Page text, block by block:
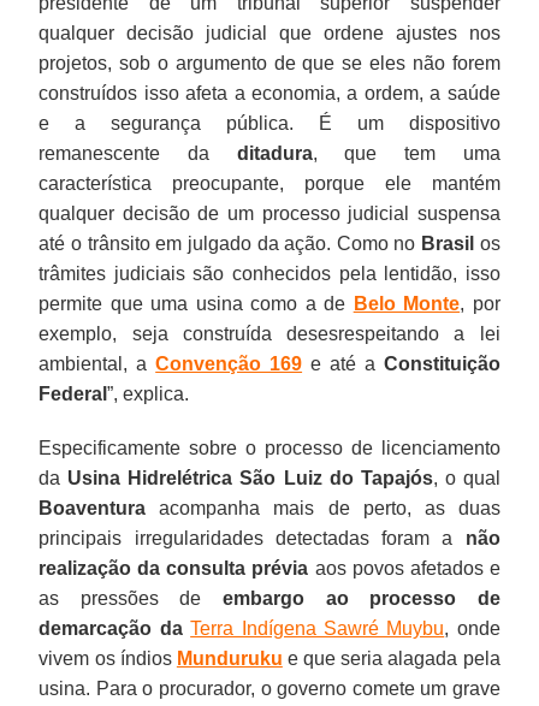
qualquer decisão judicial que ordene ajustes nos
projetos, sob o argumento de que se eles não forem
construídos isso afeta a economia, a ordem, a saúde
e a segurança pública. É um dispositivo
remanescente da ditadura, que tem uma
característica preocupante, porque ele mantém
qualquer decisão de um processo judicial suspensa
até o trânsito em julgado da ação. Como no Brasil os
trâmites judiciais são conhecidos pela lentidão, isso
permite que uma usina como a de Belo Monte, por
exemplo, seja construída desesrespeitando a lei
ambiental, aConvenção 169 e até a Constituição
Federal”, explica.
Especificamente sobre o processo de licenciamento
da Usina Hidrelétrica São Luiz do Tapajós, o qual
Boaventura acompanha mais de perto, as duas
principais irregularidades detectadas foram a não
realização da consulta prévia aos povos afetados e
as pressões de embargo ao processo de
demarcação daTerra Indígena Sawré Muybu, onde
vivem os índios Munduruku e que seria alagada pela
usina. Para o procurador, o governo comete um grave